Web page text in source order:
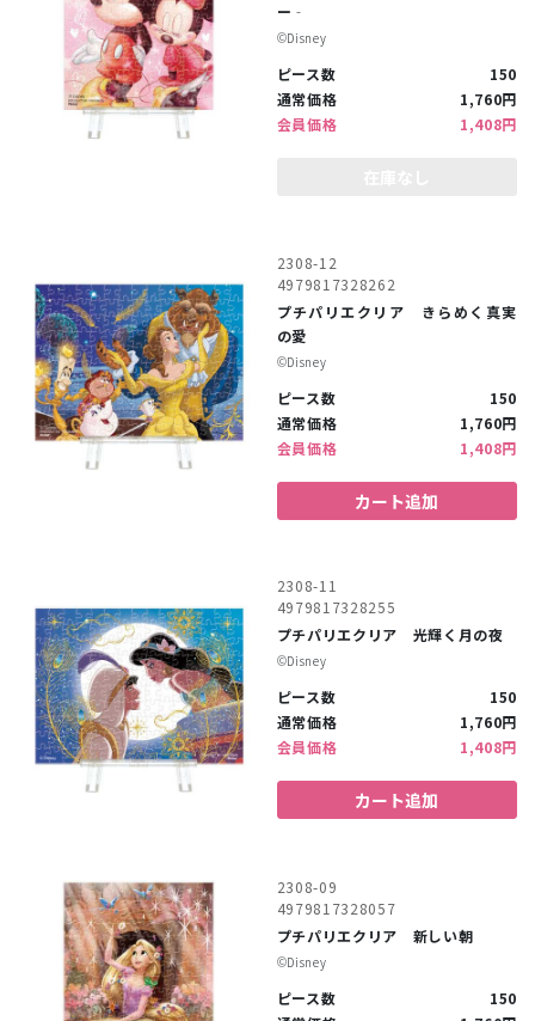
ー‐
©︎Disney
ピース数
150
通常価格
1,760円
会員価格
1,408円
2308-12
4979817328262
プチパリエクリア きらめく真実
の愛
©︎Disney
ピース数
150
通常価格
1,760円
会員価格
1,408円
カート追加
2308-11
4979817328255
プチパリエクリア 光輝く月の夜
©︎Disney
ピース数
150
通常価格
1,760円
会員価格
1,408円
カート追加
2308-09
4979817328057
プチパリエクリア 新しい朝
©︎Disney
ピース数
150